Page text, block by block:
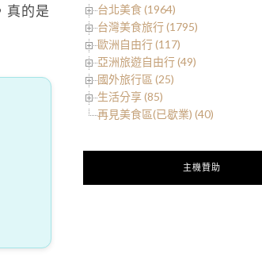
真的是
台北美食 (1964)
台灣美食旅行 (1795)
歐洲自由行 (117)
亞洲旅遊自由行 (49)
國外旅行區 (25)
生活分享 (85)
再見美食區(已歇業) (40)
主機贊助